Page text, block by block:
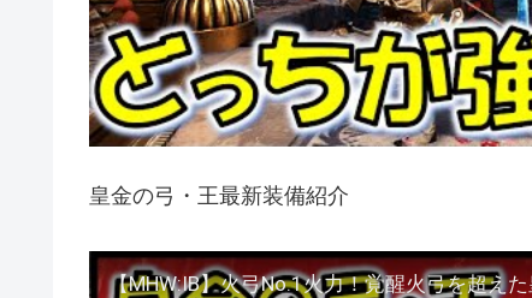
皇金の弓・王最新装備紹介